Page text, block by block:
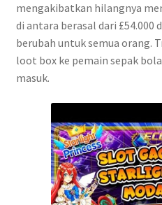
mengakibatkan hilangnya
di antara berasal dari £54.000
berubah untuk semua orang.
loot box ke pemain sepak
masuk.